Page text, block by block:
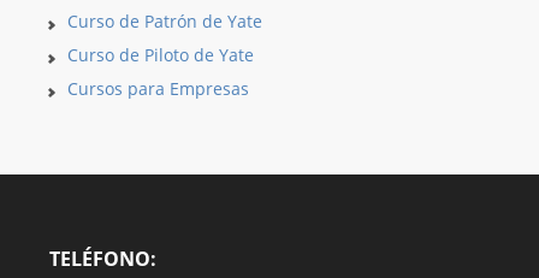
Curso de Patrón de Yate
Curso de Piloto de Yate
Cursos para Empresas
TELÉFONO: